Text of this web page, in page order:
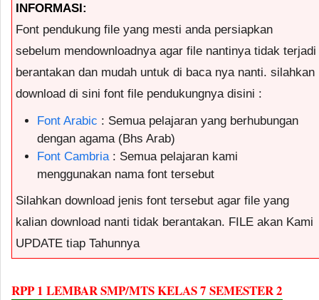
INFORMASI:
Font pendukung file yang mesti anda persiapkan
sebelum mendownloadnya agar file nantinya tidak terjadi
berantakan dan mudah untuk di baca nya nanti. silahkan
download di sini font file pendukungnya disini :
Font Arabic : Semua pelajaran yang berhubungan
dengan agama (Bhs Arab)
Font Cambria: Semua pelajaran kami
menggunakan nama font tersebut
Silahkan download jenis font tersebut agar file yang
kalian download nanti tidak berantakan. FILE akan Kami
UPDATE tiap Tahunnya
RPP 1 LEMBAR SMP/MTS KELAS 7 SEMESTER 2